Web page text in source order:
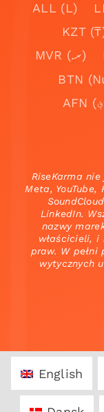
ALL (L)
KZT
MVR (.ރ)
BTN
RiseKarma
Meta,
LinkedIn.
nazwy
właścicieli, i
praw. W pełni
wytycznych
English